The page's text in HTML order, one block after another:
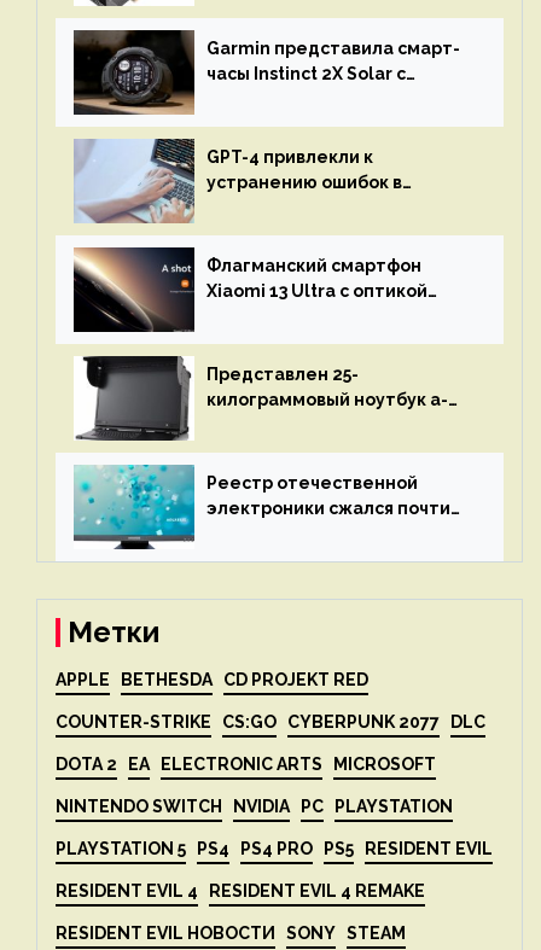
Garmin представила смарт-
часы Instinct 2X Solar с
GPT-4 привлекли к
устранению ошибок в
остановится до полного
восстановления кода и
объяснит, что пошло не так
Флагманский смартфон
Xiaomi 13 Ultra с оптикой
представят 18 апреля
Представлен 25-
килограммовый ноутбук a-
до 3 Тбайт DDR5 и шесть
дисплеев
Реестр отечественной
электроники сжался почти
Метки
APPLE BETHESDA CD PROJEKT RED
COUNTER-STRIKE CS:GO CYBERPUNK 2077 DLC
DOTA 2 EA ELECTRONIC ARTS MICROSOFT
NINTENDO SWITCH NVIDIA PC PLAYSTATION
PLAYSTATION 5 PS4 PS4 PRO PS5 RESIDENT EVIL
RESIDENT EVIL 4 RESIDENT EVIL 4 REMAKE
RESIDENT EVIL НОВОСТИ SONY STEAM